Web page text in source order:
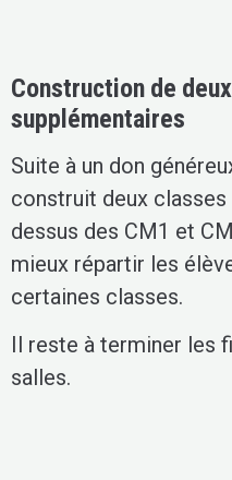
Construction de
supplémentaires
Suite à un don
construit deux
dessus des CM1 et
mieux répartir les
certaines classes.
Il reste à terminer les
salles.